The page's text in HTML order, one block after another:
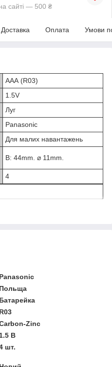
сайті — 500 ₴
Доставка Оплата Умови
AAА (R03)
1.5V
Луг
Panasonic
Для малих навантажень
В: 44mm. ⌀ 11mm.
4
Panasonic
Польща
Батарейка
R03
Zinc
1.5 В
шт.